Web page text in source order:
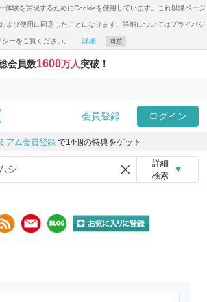
体験を実現するためにCookieを使用しています。これ以降ページ
よび使用に同意したことになります。詳細についてはプライバシ
シーをご覧ください。 詳細 同意
会員数1600万人突破！
会員登録 ログイン
アム会員登録 で14個の特典をゲット
詳細
検索
▼